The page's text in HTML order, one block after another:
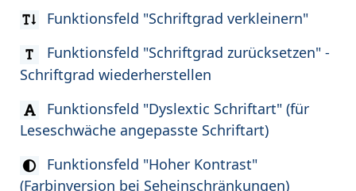
Funktionsfeld "Schriftgrad verkleinern"
Funktionsfeld "Schriftgrad zurücksetzen" -
Schriftgrad wiederherstellen
Funktionsfeld "Dyslextic Schriftart" (für
Leseschwäche angepasste Schriftart)
Funktionsfeld "Hoher Kontrast"
(Farbinversion bei Seheinschränkungen)